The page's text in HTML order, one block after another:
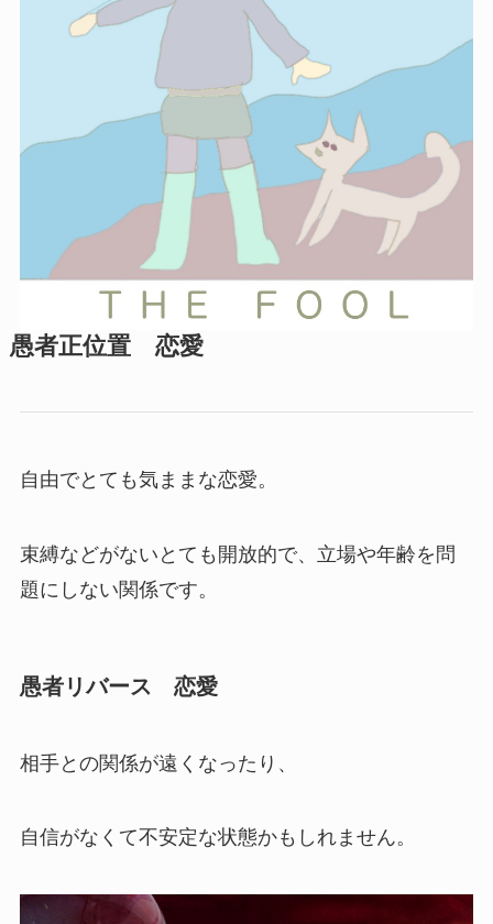
愚者正位置 恋愛
自由でとても気ままな恋愛。
束縛などがないとても開放的で、立場や年齢を問
題にしない関係です。
愚者リバース 恋愛
相手との関係が遠くなったり、
自信がなくて不安定な状態かもしれません。